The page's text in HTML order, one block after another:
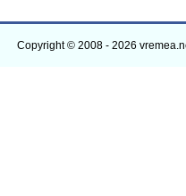
Copyright © 2008 - 2026